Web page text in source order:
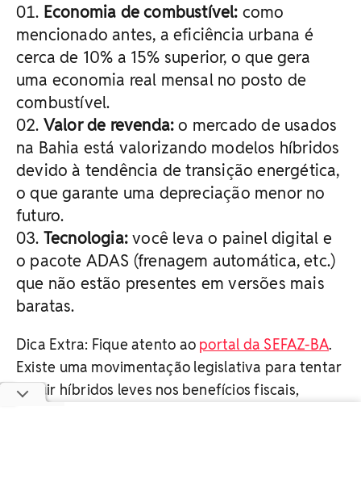
Economia de combustível: como
mencionado antes, a eficiência urbana é
cerca de 10% a 15% superior, o que gera
uma economia real mensal no posto de
combustível.
Valor de revenda:o mercado de usados
na Bahia está valorizando modelos híbridos
devido à tendência de transição energética,
o que garante uma depreciação menor no
futuro.
Tecnologia:você leva o painel digital e
o pacote ADAS (frenagem automática, etc.)
que não estão presentes em versões mais
baratas.
Dica Extra: Fique atento ao portal da SEFAZ-BA.
Existe uma movimentação legislativa para tentar
incluir híbridos leves nos benefícios fiscais,